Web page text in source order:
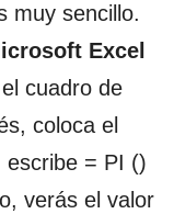
muy sencillo.
Excel
cuadro de
coloca el
escribe = PI ()
verás el valor